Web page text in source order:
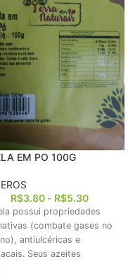
EM PO 100G
R$3.80- R$5.30
possui propriedades
(combate gases no
antiulcéricas e
Seus azeites
dissolvem melhor os